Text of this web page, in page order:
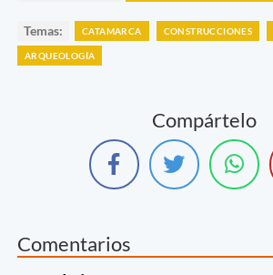
Temas: CATAMARCA CONSTRUCCIONES
ARQUEOLOGÍA
Compártelo
Comentarios